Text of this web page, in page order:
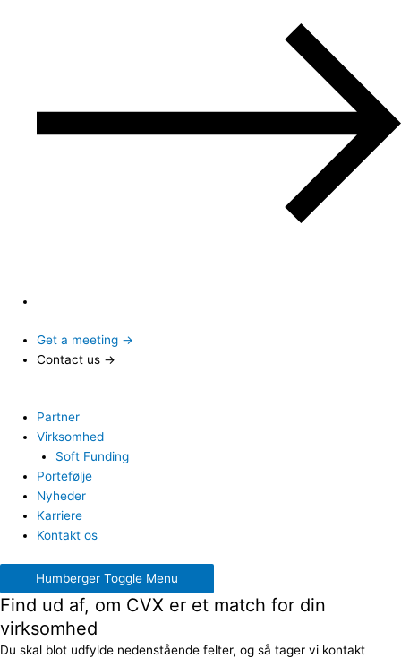
Get a meeting →
Contact us →
Partner
Virksomhed
Soft Funding
Portefølje
Nyheder
Karriere
Kontakt os
Humberger Toggle Menu
Find ud af, om CVX er et match for din
virksomhed
Du skal blot udfylde nedenstående felter, og så tager vi kontakt